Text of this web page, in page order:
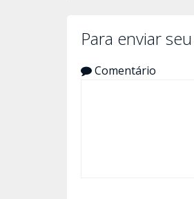
Para enviar
Comentário